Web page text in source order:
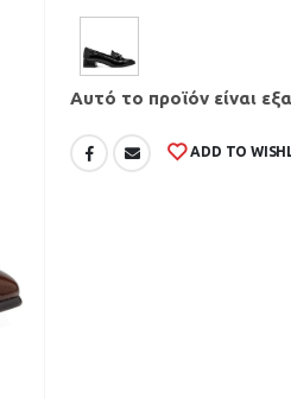
Αυτό το προϊόν είναι
ADD TO